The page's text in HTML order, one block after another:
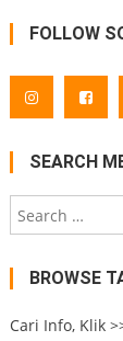
FOLLOW
SEARCH
BROWSE
Cari Info, Klik